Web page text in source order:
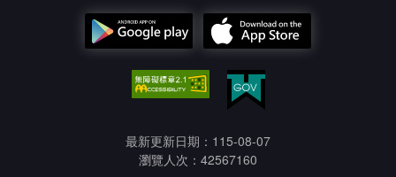
最新更新日期：115-08-07
瀏覽人次：42567160